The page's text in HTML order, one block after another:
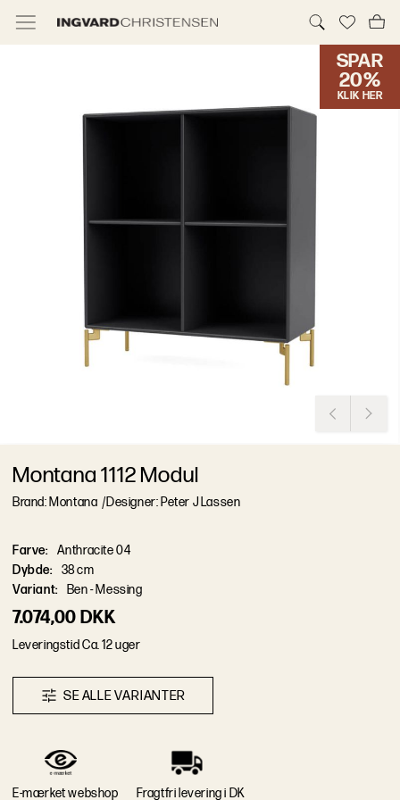
SPAR
20%
KLIK HER
7.074,00 DKK
Leveringstid Ca. 12 uger
Montana 1112 Modul
Brand: Montana /Designer: Peter J Lassen
SEALLEVAR ANTER
Farve:
Anthracite 04
Dybde:
38 cm
Variant: Ben - Messing
E-mærket webshop Fragtfri levering i DK